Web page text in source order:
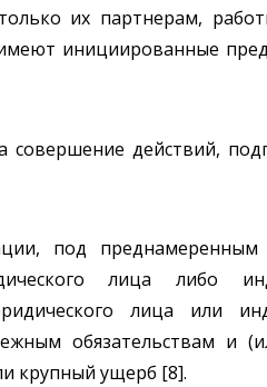
их партнерам,
инициированные
совершение действий,
под преднамеренным
лица либо
лица или
обязательствам и
крупный ущерб [8].